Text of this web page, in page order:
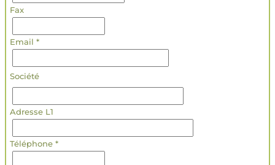
Fax
Email *
Société
Adresse L1
Téléphone *